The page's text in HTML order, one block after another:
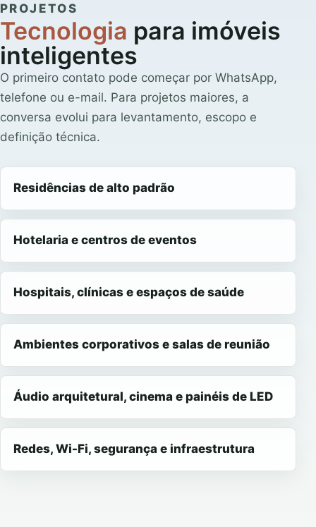
PROJETOS
Tecnologia para imóveis
inteligentes
O primeiro contato pode começar por WhatsApp,
telefone ou e-mail. Para projetos maiores, a
conversa evolui para levantamento, escopo e
definição técnica.
Residências de alto padrão
Hotelaria e centros de eventos
Hospitais, clínicas e espaços de saúde
Ambientes corporativos e salas de reunião
Áudio arquitetural, cinema e painéis de LED
Redes, Wi-Fi, segurança e infraestrutura